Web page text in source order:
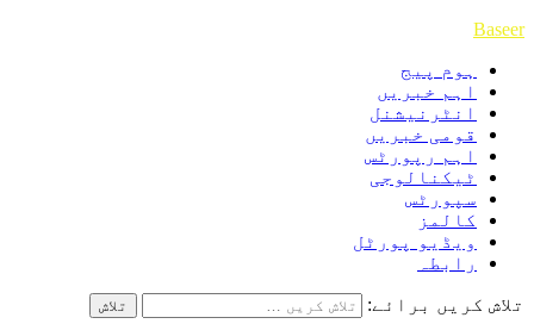
Baseer
ہوم پیج
اہم خبریں
انٹرنیشنل
قومی خبریں
اہم رپورٹس
ٹیکنالوجی
سپورٹس
کالمز
ویڈیو پورٹل
رابطہ
تلاش کریں برائے: